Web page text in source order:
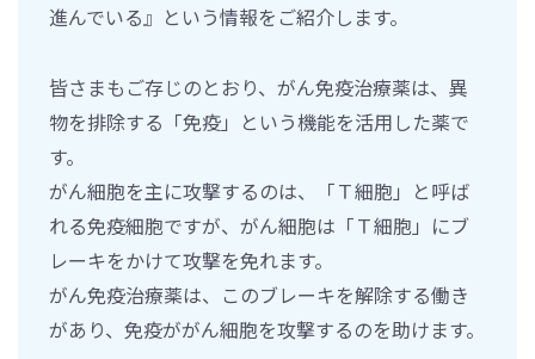
進んでいる』という情報をご紹介します。
皆さまもご存じのとおり、がん免疫治療薬は、異
物を排除する「免疫」という機能を活用した薬で
す。
がん細胞を主に攻撃するのは、「Ｔ細胞」と呼ば
れる免疫細胞ですが、がん細胞は「Ｔ細胞」にブ
レーキをかけて攻撃を免れます。
がん免疫治療薬は、このブレーキを解除する働き
があり、免疫ががん細胞を攻撃するのを助けます。